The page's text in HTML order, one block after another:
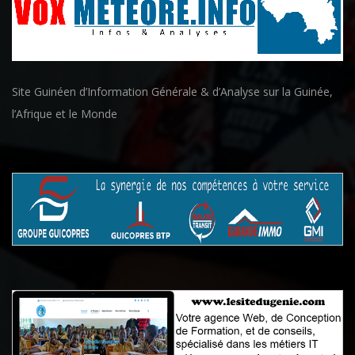
Site Guinéen d’Information Générale & d’Analyse sur la Guinée,
l’Afrique et le Monde